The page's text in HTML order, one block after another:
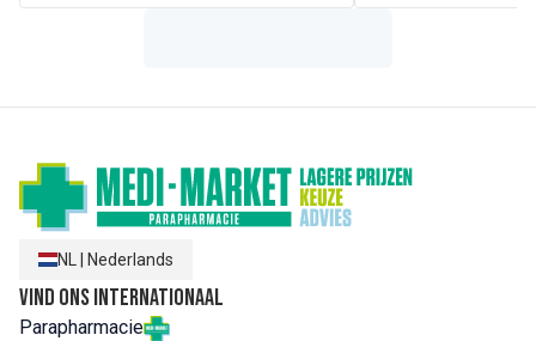
NL Nederlands
Vind ons internationaal
Parapharmacie